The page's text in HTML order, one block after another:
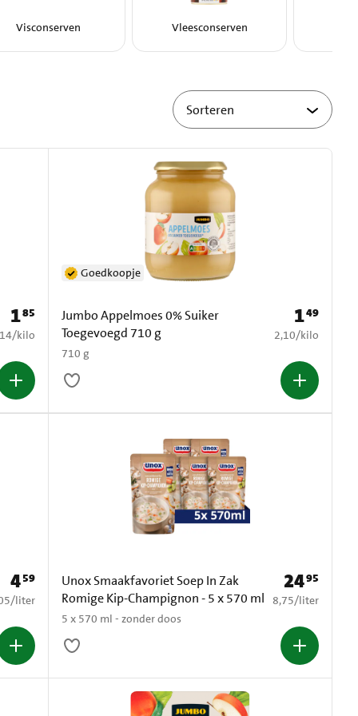
Visconserven Vleesconserven
Prijs: € 1,85
185
per kilo
/kilo
Jumbo Appelmoes 0% Suiker
Toegevoegd 710 g
710 g
Goedkoopje
Prijs: € 1,49
149
€ 2,10 per kilo
2,10/kilo
Prijs: € 4,59
459
per liter
/liter
Unox Smaakfavoriet Soep In Zak
Romige Kip-Champignon - 5 x 570 ml
5 x 570 ml - zonder doos
Prijs: € 24,95
2495
€ 8,75 per liter
8,75/liter